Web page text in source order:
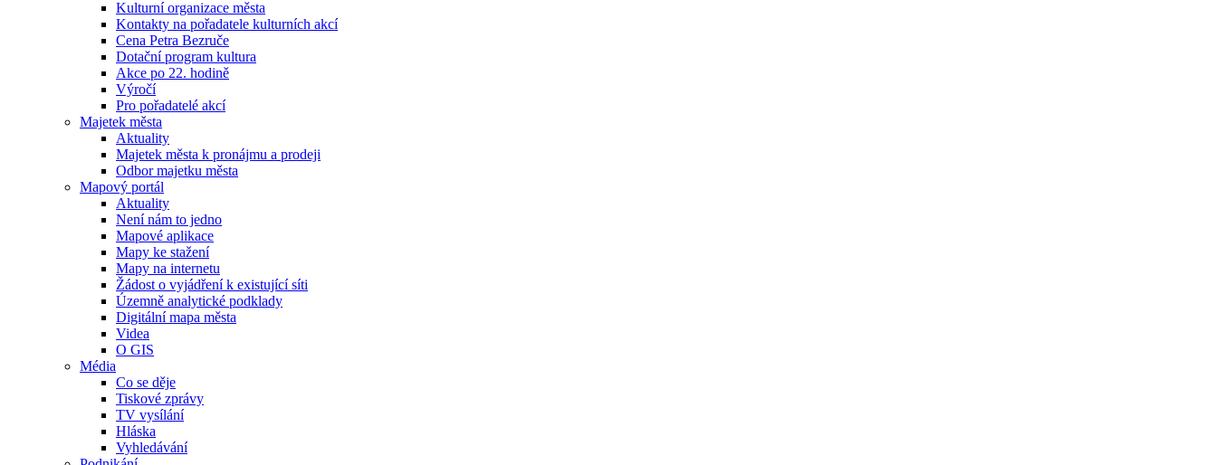
Kulturní organizace města
Kontakty na pořadatele kulturních akcí
Cena Petra Bezruče
Dotační program kultura
Akce po 22. hodině
Výročí
Pro pořadatelé akcí
Majetek města
Aktuality
Majetek města k pronájmu a prodeji
Odbor majetku města
Mapový portál
Aktuality
Není nám to jedno
Mapové aplikace
Mapy ke stažení
Mapy na internetu
Žádost o vyjádření k existující síti
Územně analytické podklady
Digitální mapa města
Videa
O GIS
Média
Co se děje
Tiskové zprávy
TV vysílání
Hláska
Vyhledávání